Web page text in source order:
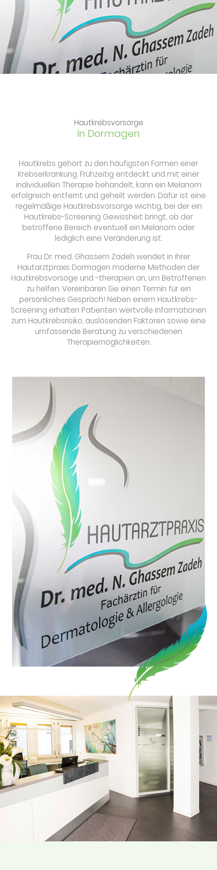
Hautkrebsvorsorge
in Dormagen
Hautkrebs gehört zu den häufigsten Formen einer
Krebserkrankung. Frühzeitig entdeckt und mit einer
individuellen Therapie behandelt, kann ein Melanom
erfolgreich entfernt und geheilt werden. Dafür ist eine
regelmäßige Hautkrebsvorsorge wichtig, bei der ein
Hautkrebs-Screening Gewissheit bringt, ob der
betroffene Bereich eventuell ein Melanom oder
lediglich eine Veränderung ist.
Frau Dr. med. Ghassem Zadeh wendet in ihrer
Hautarztpraxis Dormagen moderne Methoden der
Hautkrebsvorsoge und -therapien an, um Betroffenen
zu helfen. Vereinbaren Sie einen Termin für ein
persönliches Gespräch! Neben einem Hautkrebs-
Screening erhalten Patienten wertvolle Informationen
zum Hautkrebsrisiko, auslösenden Faktoren sowie eine
umfassende Beratung zu verschiedenen
Therapiemöglichkeiten.